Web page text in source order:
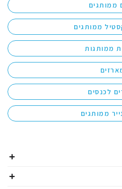
ממותגים
ממותגים
ממותגות
לכנסים
ממותגים